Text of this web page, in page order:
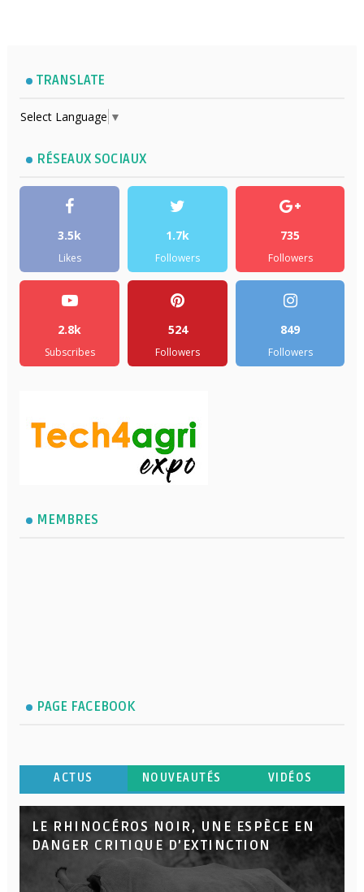
TRANSLATE
Select Language ▼
RÉSEAUX SOCIAUX
3.5k
Likes
1.7k
Followers
735
Followers
2.8k
Subscribes
524
Followers
849
Followers
MEMBRES
PAGE FACEBOOK
ACTUS NOUVEAUTÉS VIDÉOS
LE RHINOCÉROS NOIR, UNE ESPÈCE EN
DANGER CRITIQUE D’EXTINCTION